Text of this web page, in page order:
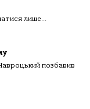
лише...
позбавив